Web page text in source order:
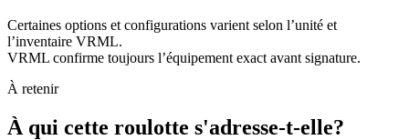
Certaines options et configurations varient selon l’unité et
l’inventaire VRML.
VRML confirme toujours l’équipement exact avant signature.
À retenir
À qui cette roulotte s'adresse-t-elle?